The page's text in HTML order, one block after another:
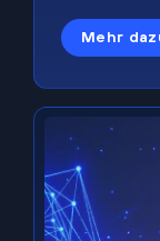
Mehr